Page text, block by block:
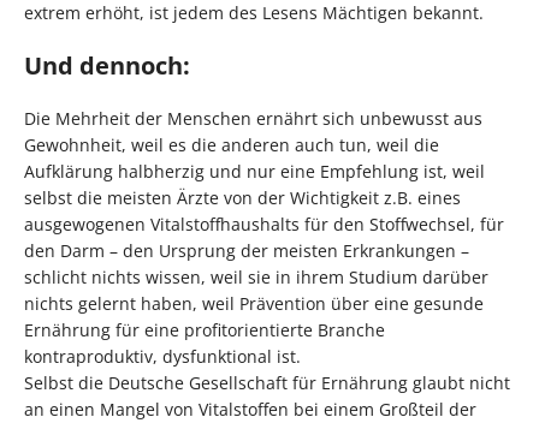
extrem erhöht, ist jedem des Lesens Mächtigen bekannt.
Und dennoch:
Die Mehrheit der Menschen ernährt sich unbewusst aus
Gewohnheit, weil es die anderen auch tun, weil die
Aufklärung halbherzig und nur eine Empfehlung ist, weil
selbst die meisten Ärzte von der Wichtigkeit z.B. eines
ausgewogenen Vitalstoffhaushalts für den Stoffwechsel, für
den Darm – den Ursprung der meisten Erkrankungen –
schlicht nichts wissen, weil sie in ihrem Studium darüber
nichts gelernt haben, weil Prävention über eine gesunde
Ernährung für eine profitorientierte Branche
kontraproduktiv, dysfunktional ist.
Selbst die Deutsche Gesellschaft für Ernährung glaubt nicht
an einen Mangel von Vitalstoffen bei einem Großteil der